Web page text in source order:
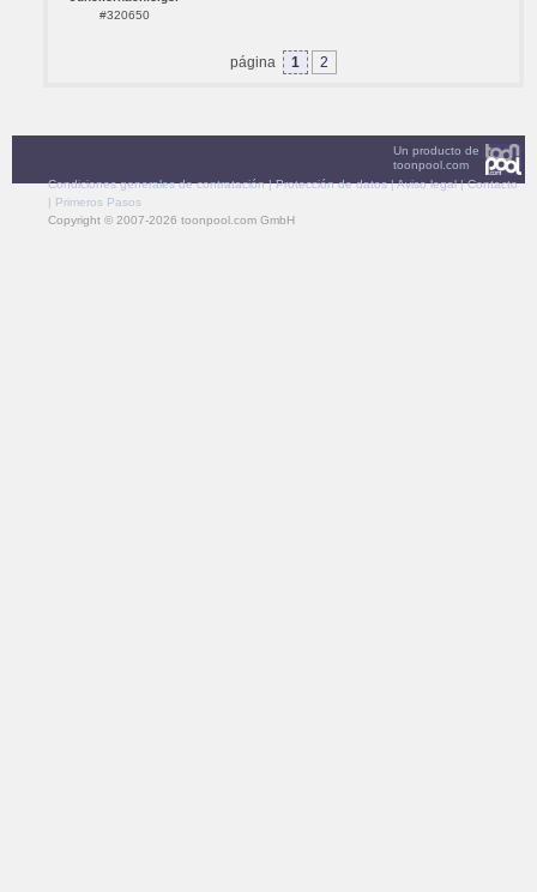
#320650
página 1 2
Un producto de
toonpool.com
Condiciones generales de contratación|Protección de datos|Aviso legal|Contacto
| Primeros Pasos
Copyright © 2007-2026 toonpool.com GmbH